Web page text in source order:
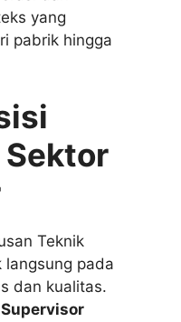
yang
pabrik hingga
Teknik
langsung pada
dan kualitas.
Supervisor